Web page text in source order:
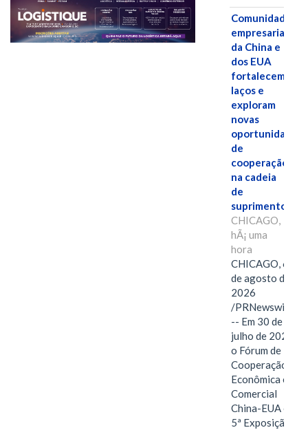
Comunidades
empresariais
da China e
dos EUA
fortalecem
laços e
exploram
novas
oportunidades
de
cooperação
na cadeia
de
suprimentos.
CHICAGO,
hÃ¡ uma
hora
CHICAGO, 6
de agosto de
2026
/PRNewswire/
-- Em 30 de
julho de 2026,
o Fórum de
Cooperação
Econômica e
Comercial
China-EUA e a
5ª Exposição